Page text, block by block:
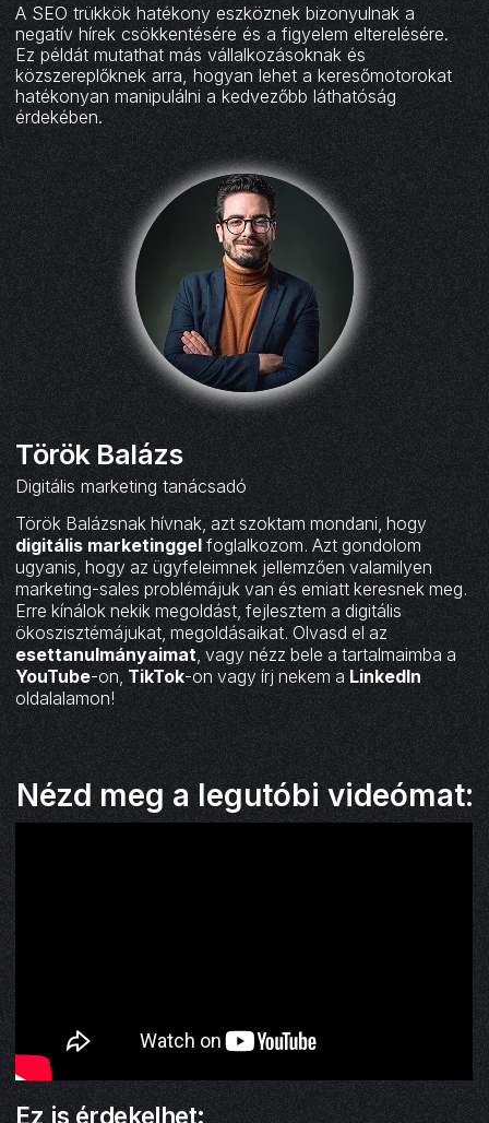
A SEO trükkök hatékony eszköznek bizonyulnak a
negatív hírek csökkentésére és a figyelem elterelésére.
Ez példát mutathat más vállalkozásoknak és
közszereplőknek arra, hogyan lehet a keresőmotorokat
hatékonyan manipulálni a kedvezőbb láthatóság
érdekében.‍
Török Balázs
Digitális marketing tanácsadó
Török Balázsnak hívnak, azt szoktam mondani, hogy
digitális marketinggel foglalkozom. Azt gondolom
ugyanis, hogy az ügyfeleimnek jellemzően valamilyen
marketing-sales problémájuk van és emiatt keresnek meg.
Erre kínálok nekik megoldást, fejlesztem a digitális
ökoszisztémájukat, megoldásaikat. Olvasd el az
esettanulmányaimat , vagy nézz bele a tartalmaimba a
YouTube-on, TikTok-on vagy írj nekem a LinkedIn
oldalalamon!
Nézd meg a legutóbi videómat:
Ez is érdekelhet: